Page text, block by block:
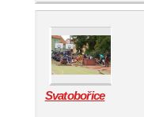
Svatobořice